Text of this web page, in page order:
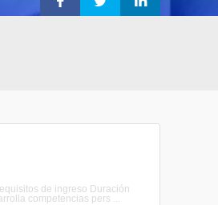
de ingreso Duración
competencias pers ...